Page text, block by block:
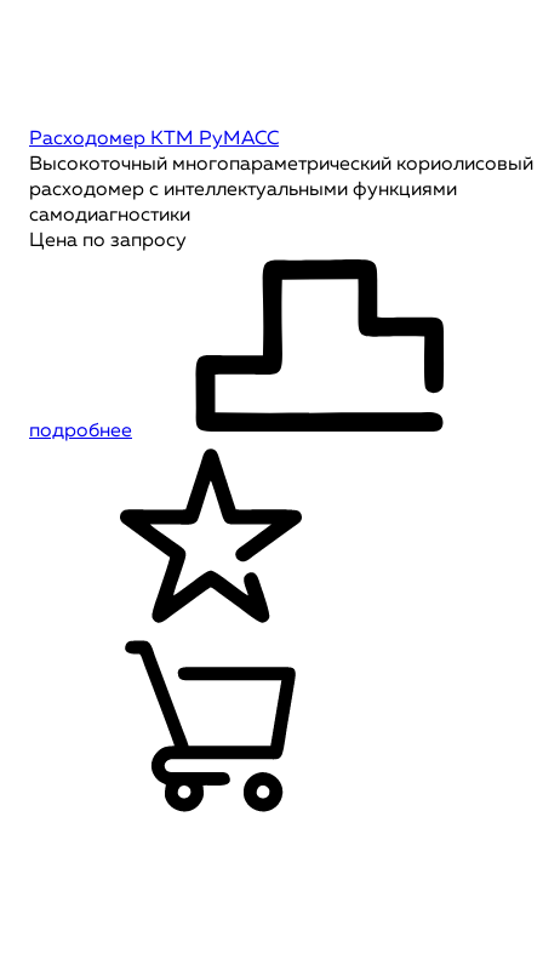
Расходомер KTM РуМАСС
Высокоточный многопараметрический кориолисовый
расходомер с интеллектуальными функциями
самодиагностики
Цена по запросу
подробнее